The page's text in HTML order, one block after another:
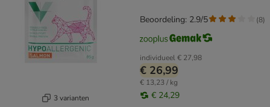
3 varianten
individueel€ 27,98
€ 26,99
€ 13,23 / kg
€ 24,29
Beoordeling: 2.9/5 (8)